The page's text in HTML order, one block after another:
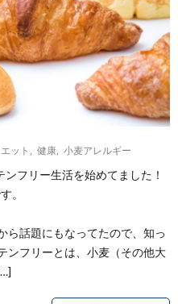
ット 健康 小麦アレルギー
フリー生活を始めてました！
。
ら話題にもなってたので、知っ
ンフリーとは、小麦（その他大